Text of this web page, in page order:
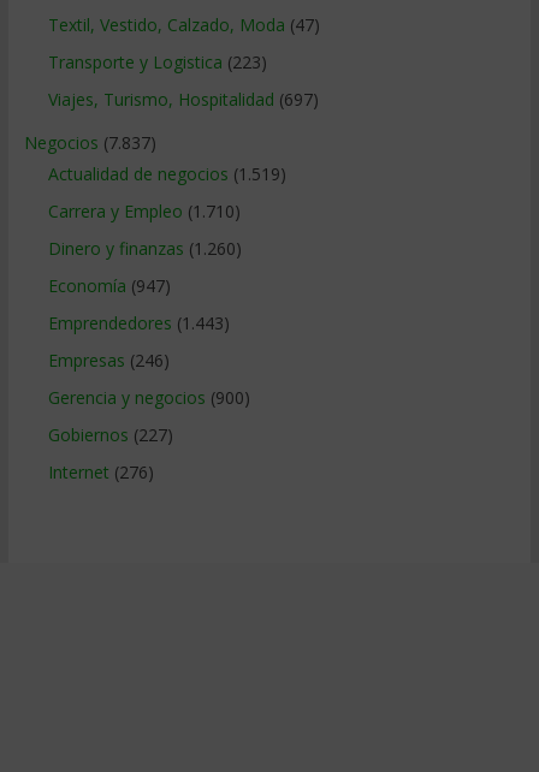
Textil, Vestido, Calzado, Moda (47)
Transporte y Logistica (223)
Viajes, Turismo, Hospitalidad (697)
Negocios (7.837)
Actualidad de negocios (1.519)
Carrera y Empleo (1.710)
Dinero y finanzas (1.260)
Economía (947)
Emprendedores (1.443)
Empresas (246)
Gerencia y negocios (900)
Gobiernos (227)
Internet (276)